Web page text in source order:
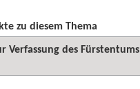
zu diesem Thema
Verfassung des Fürstentums